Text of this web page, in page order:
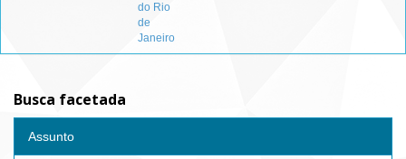
do Rio
de
Janeiro
Busca facetada
Assunto